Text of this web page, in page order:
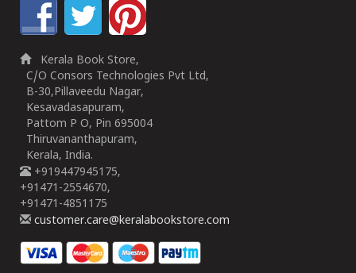
Kerala Book Store,
C/O Consors Technologies Pvt Ltd,
B-30,Pillaveedu Nagar,
Kesavadasapuram,
Pattom P O, Pin 695004
Thiruvananthapuram,
Kerala, India.
+919447945175,
+91471-2554670,
+91471-4851175
customer.care@keralabookstore.com